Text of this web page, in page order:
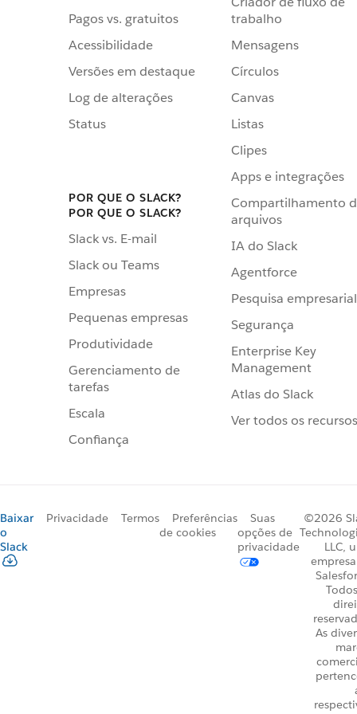
Pagos vs. gratuitos
Acessibilidade
Versões em destaque
Log de alterações
Status
POR QUE O SLACK?
POR QUE O SLACK?
Slack vs. E-mail
Slack ou Teams
Empresas
Pequenas empresas
Produtividade
Gerenciamento de
tarefas
Escala
Confiança
trabalho
Mensagens
Círculos
Canvas
Listas
Clipes
Apps e integrações
Compartilhamento
arquivos
IA do Slack
Agentforce
Pesquisa empresarial
Segurança
Enterprise Key
Management
Atlas do Slack
Ver todos os recursos
Baixar
o
Slack
Privacidade Termos
Preferências
de cookies
Suas
opções de
privacidade
©2026
LLC,
As